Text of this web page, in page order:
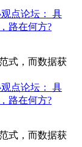
点论坛： 具
路在何方?
式，而数据获
点论坛： 具
路在何方?
式，而数据获